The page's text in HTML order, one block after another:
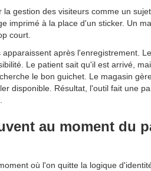
la gestion des visiteurs comme un
imprimé à la place d'un sticker. Un
court.
après l'enregistrement.
Le patient sait qu'il est arrivé,
le bon guichet. Le magasin
disponible. Résultat, l'outil fait une
au moment du
où l'on quitte la logique